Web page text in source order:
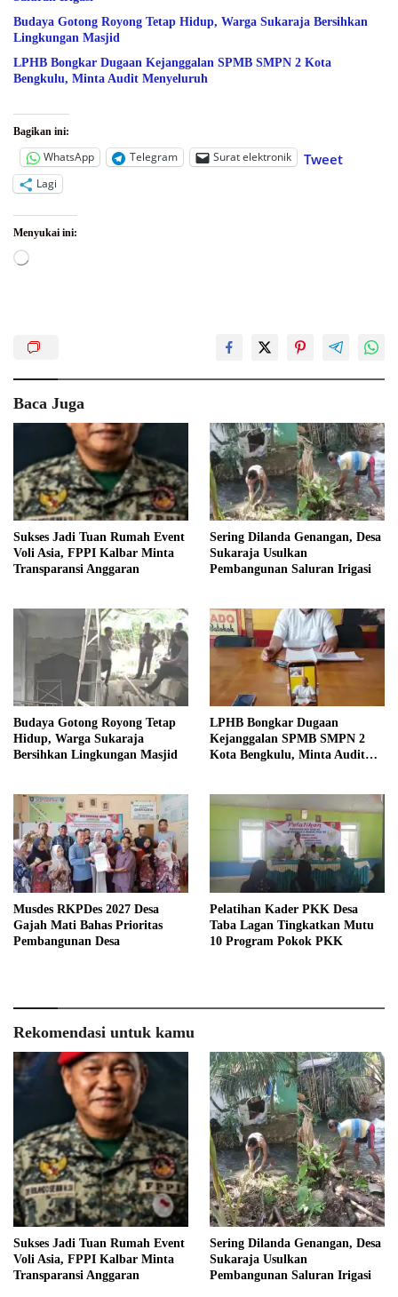
Budaya Gotong Royong Tetap Hidup, Warga Sukaraja Bersihkan
Lingkungan Masjid
LPHB Bongkar Dugaan Kejanggalan SPMB SMPN 2 Kota
Bengkulu, Minta Audit Menyeluruh
Bagikan ini:
WhatsApp Telegram Surat elektronik Tweet
Lagi
Menyukai ini:
Memuat...
Baca Juga
Sukses Jadi Tuan Rumah Event
Voli Asia, FPPI Kalbar Minta
Transparansi Anggaran
Sering Dilanda Genangan, Desa
Sukaraja Usulkan
Pembangunan Saluran Irigasi
Budaya Gotong Royong Tetap
Hidup, Warga Sukaraja
Bersihkan Lingkungan Masjid
LPHB Bongkar Dugaan
Kejanggalan SPMB SMPN 2
Kota Bengkulu, Minta Audit
Musdes RKPDes 2027 Desa
Gajah Mati Bahas Prioritas
Pembangunan Desa
Pelatihan Kader PKK Desa
Taba Lagan Tingkatkan Mutu
10 Program Pokok PKK
Rekomendasi untuk kamu
Sukses Jadi Tuan Rumah Event
Voli Asia, FPPI Kalbar Minta
Transparansi Anggaran
Sering Dilanda Genangan, Desa
Sukaraja Usulkan
Pembangunan Saluran Irigasi